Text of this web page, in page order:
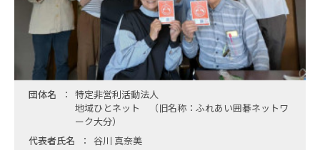
団体名
特定非営利活動法人
地域ひとネット （旧名称：ふれあい囲碁ネットワ
ーク大分）
代表者氏名
谷川 真奈美